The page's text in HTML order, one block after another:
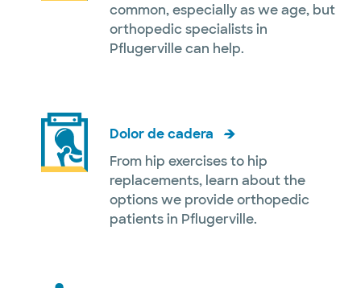
common, especially as we age, but
orthopedic specialists in
Pflugerville can help.
Dolor de cadera
From hip exercises to hip
replacements, learn about the
options we provide orthopedic
patients in Pflugerville.